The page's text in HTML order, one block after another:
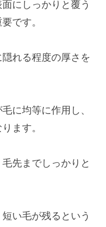
にしっかりと覆う
です。
れる程度の厚さを
に均等に作用し、
ます。
先までしっかりと
い毛が残るという